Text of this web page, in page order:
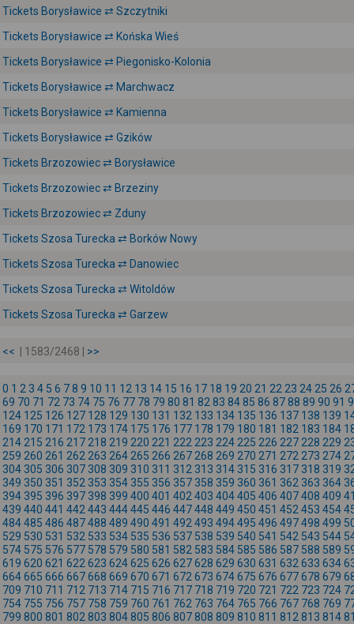
Tickets Borysławice ⇄ Szczytniki
Tickets Borysławice ⇄ Końska Wieś
Tickets Borysławice ⇄ Piegonisko-Kolonia
Tickets Borysławice ⇄ Marchwacz
Tickets Borysławice ⇄ Kamienna
Tickets Borysławice ⇄ Gzików
Tickets Brzozowiec ⇄ Borysławice
Tickets Brzozowiec ⇄ Brzeziny
Tickets Brzozowiec ⇄ Zduny
Tickets Szosa Turecka ⇄ Borków Nowy
Tickets Szosa Turecka ⇄ Danowiec
Tickets Szosa Turecka ⇄ Witoldów
Tickets Szosa Turecka ⇄ Garzew
<< | 1583/2468 | >>
0 1 2 3 4 5 6 78 9 10 11 12 13 14 15 16 17 18 19 20 21 22 23 24 25 26
69 70 71 72 73 74 75 76 77 78 79 80 81 82 83 8485 86 8788 89 90 91
124 125 126 127 128 129 130 131 132 133 134 135 136 137 138 139
169 170 171 172 173 174 175 176 177 178 179 180 181 182 183 184
214 215 216 217 218 219 220 221 222 223 224 225 226 227 228 229
259 260 261 262 263 264 265 266 267 268 269 270 271 272 273 274
304 305 306 307 308 309 310 311 312 313 314 315 316 317 318 319
349 350 351 352 353 354 355 356 357 358 359 360 361 362 363 364
394 395 396 397 398 399 400 401 402 403 404405 406 407408 409
439 440 441 442 443 444445 446 447448 449 450 451 452 453 454
484485 486 487488 489 490 491 492 493 494495 496 497498 499
529 530 531 532 533 534 535 536 537 538 539 540 541 542 543 544
574 575 576 577 578 579 580 581 582 583 584 585 586 587 588 589
619 620 621 622 623 624625 626 627628 629 630 631 632 633 634
664665 666 667668 669 670 671 672 673 674675 676 677678 679
709 710 711 712 713 714 715 716 717 718 719 720 721 722 723 724
754 755 756 757 758 759 760 761 762 763 764 765 766 767 768 769
799 800 801 802 803 804805 806 807808 809 810 811 812 813 814